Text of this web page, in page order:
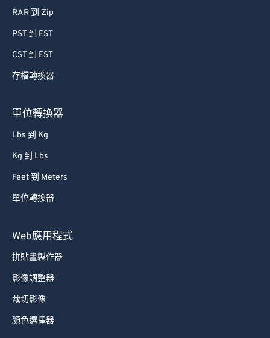
RAR 到 Zip
PST 到 EST
CST 到 EST
存檔轉換器
單位轉換器
Lbs 到 Kg
Kg 到 Lbs
Feet 到 Meters
單位轉換器
Web應用程式
拼貼畫製作器
影像調整器
裁切影像
顏色選擇器